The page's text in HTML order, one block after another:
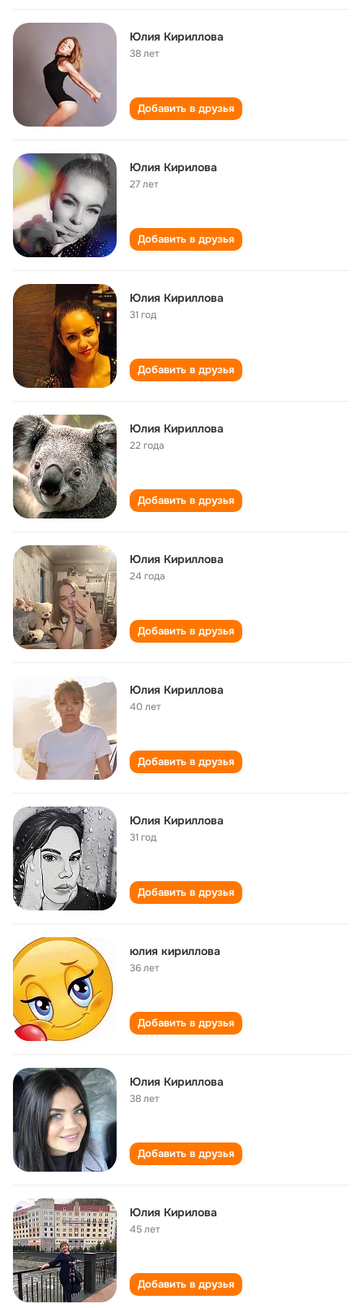
Юлия Кириллова
38 лет
Добавить в друзья
Юлия Кирилова
27 лет
Добавить в друзья
Юлия Кириллова
31 год
Добавить в друзья
Юлия Кириллова
22 года
Добавить в друзья
Юлия Кириллова
24 года
Добавить в друзья
Юлия Кириллова
40 лет
Добавить в друзья
Юлия Кириллова
31 год
Добавить в друзья
юлия кириллова
36 лет
Добавить в друзья
Юлия Кириллова
38 лет
Добавить в друзья
Юлия Кирилова
45 лет
Добавить в друзья